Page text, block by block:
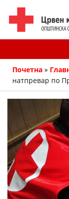
Почетна »
натпревар по